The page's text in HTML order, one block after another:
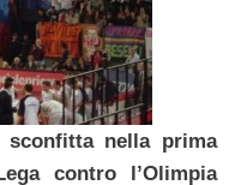
sconfitta nella prima
contro l’Olimpia